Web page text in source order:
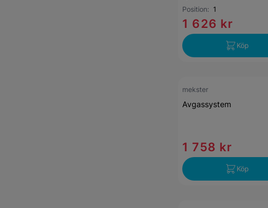
Position: 1
1 626 kr
Köp
mekster
Avgassystem
1 758 kr
Köp